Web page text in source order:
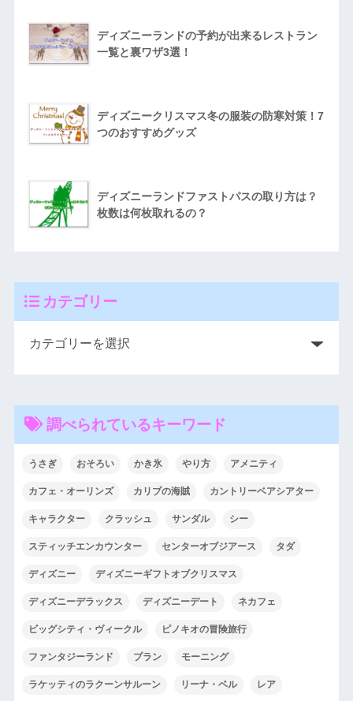
ディズニーランドの予約が出来るレストラン
一覧と裏ワザ3選！
ディズニークリスマス冬の服装の防寒対策！7
つのおすすめグッズ
ディズニーランドファストパスの取り方は？
枚数は何枚取れるの？
カテゴリー
調べられているキーワード
うさぎ おそろい かき氷 やり方 アメニティ
カフェ・オーリンズ カリブの海賊 カントリーベアシアター
キャラクター クラッシュ サンダル シー
スティッチエンカウンター センターオブジアース タダ
ディズニー ディズニーギフトオブクリスマス
ディズニーデラックス ディズニーデート ネカフェ
ビッグシティ・ヴィークル ピノキオの冒険旅行
ファンタジーランド プラン モーニング
ラケッティのラクーンサルーン リーナ・ベル レア